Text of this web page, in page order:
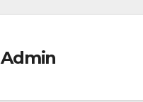
Admin